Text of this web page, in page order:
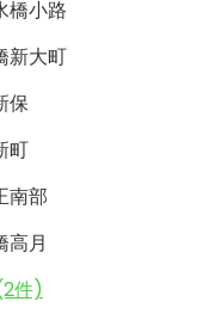
橋小路
新大町
保
町
南部
高月
件)